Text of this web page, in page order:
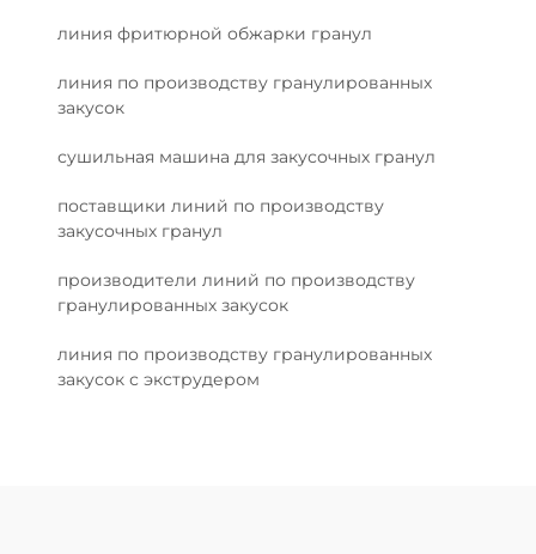
линия фритюрной обжарки гранул
линия по производству гранулированных
закусок
сушильная машина для закусочных гранул
поставщики линий по производству
закусочных гранул
производители линий по производству
гранулированных закусок
линия по производству гранулированных
закусок с экструдером